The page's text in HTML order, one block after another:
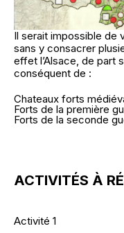
Il serait impossible de
sans y consacrer
effet l’Alsace, de part
conséquent de :
Chateaux forts
Forts de la première
Forts de la seconde
ACTIVITÉS À
Activité 1